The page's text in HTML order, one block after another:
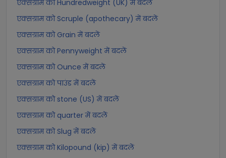
एक्सग्राम को Hundredweight (UK) में बदलें
एक्सग्राम को Scruple (apothecary) में बदलें
एक्सग्राम को Grain में बदलें
एक्सग्राम को Pennyweight में बदलें
एक्सग्राम को Ounce में बदलें
एक्सग्राम को पाउंड में बदलें
एक्सग्राम को stone (US) में बदलें
एक्सग्राम को quarter में बदलें
एक्सग्राम को Slug में बदलें
एक्सग्राम को Kilopound (kip) में बदलें